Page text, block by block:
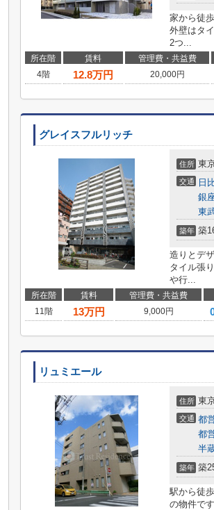
家から徒
外壁はタ
2つ...
所在階 賃料 管理費・共益費
4階
12.8万円 20,000円
グレイスフルリッチ
住所 東
交通 日
銀
東
築年 築
造りとデ
タイル張
や行...
所在階 賃料 管理費・共益費
11階
13万円 9,000円
リュミエール
住所 東
交通 都
都
半
築年 築
駅から徒
の物件で